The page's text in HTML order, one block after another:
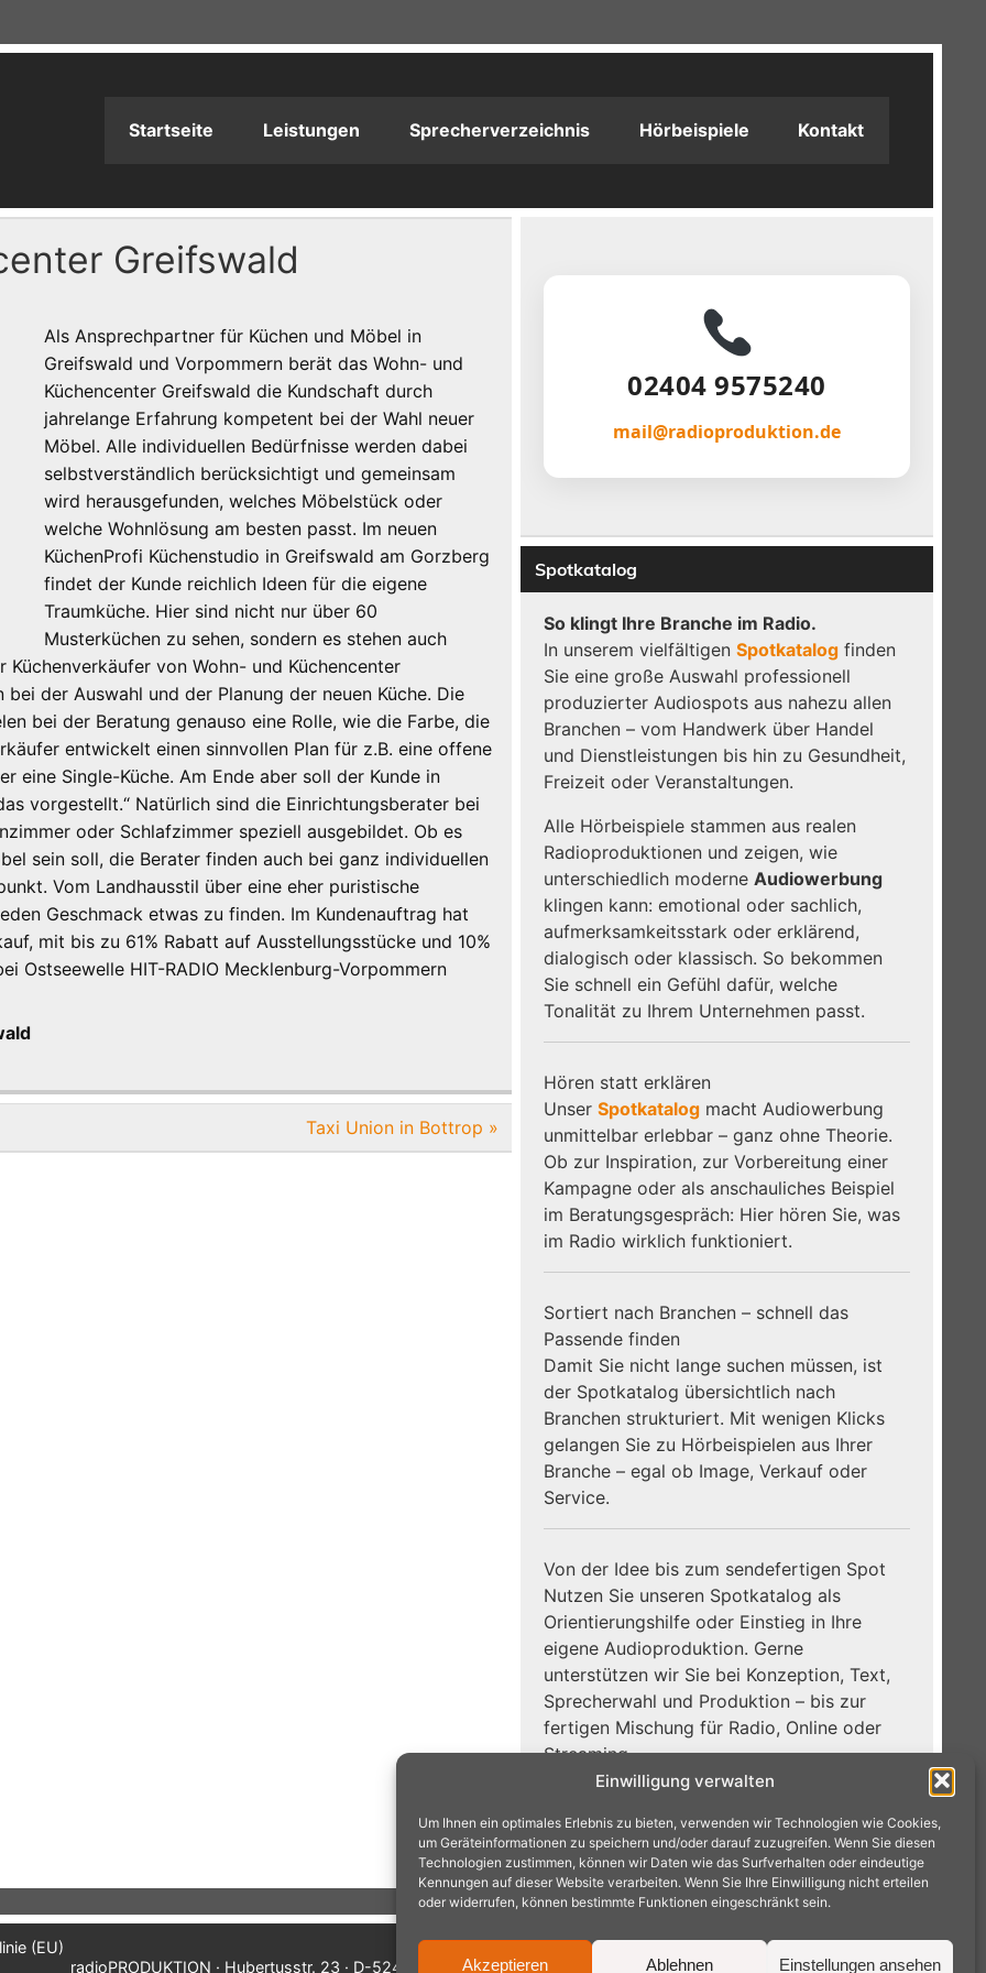
Einwilligung verwalten
Um Ihnen ein optimales Erlebnis zu bieten, verwenden wir Technologien wie Cookies,
um Geräteinformationen zu speichern und/oder darauf zuzugreifen. Wenn Sie diesen
Technologien zustimmen, können wir Daten wie das Surfverhalten oder eindeutige
Kennungen auf dieser Website verarbeiten. Wenn Sie Ihre Einwilligung nicht erteilen
oder widerrufen, können bestimmte Funktionen eingeschränkt sein.
Akzeptieren Ablehnen Einstellungen ansehen
Startseite Leistungen Sprecherverzeichnis Hörbeispiele Kontakt
Greifswald
Als Ansprechpartner für Küchen und Möbel in
Greifswald und Vorpommern berät das Wohn- und
Küchencenter Greifswald die Kundschaft durch
jahrelange Erfahrung kompetent bei der Wahl neuer
Möbel. Alle individuellen Bedürfnisse werden dabei
selbstverständlich berücksichtigt und gemeinsam
wird herausgefunden, welches Möbelstück oder
welche Wohnlösung am besten passt. Im neuen
KüchenProfi Küchenstudio in Greifswald am Gorzberg
findet der Kunde reichlich Ideen für die eigene
Traumküche. Hier sind nicht nur über 60
Musterküchen zu sehen, sondern es stehen auch
von Wohn- und Küchencenter
der Auswahl und der Planung der neuen Küche. Die
bei der Beratung genauso eine Rolle, wie die Farbe, die
entwickelt einen sinnvollen Plan für z.B. eine offene
eine Single-Küche. Am Ende aber soll der Kunde in
vorgestellt.“ Natürlich sind die Einrichtungsberater bei
oder Schlafzimmer speziell ausgebildet. Ob es
sein soll, die Berater finden auch bei ganz individuellen
Vom Landhausstil über eine eher puristische
Geschmack etwas zu finden. Im Kundenauftrag hat
mit bis zu 61% Rabatt auf Ausstellungsstücke und 10%
Ostseewelle HIT-RADIO Mecklenburg-Vorpommern
Taxi Union in Bottrop »
02404 9575240
mail@radioproduktion.de
Spotkatalog
So klingt Ihre Branche im Radio.
In unserem vielfältigenSpotkatalog finden
Sie eine große Auswahl professionell
produzierter Audiospots aus nahezu allen
Branchen – vom Handwerk über Handel
und Dienstleistungen bis hin zu Gesundheit,
Freizeit oder Veranstaltungen.
Alle Hörbeispiele stammen aus realen
Radioproduktionen und zeigen, wie
unterschiedlich moderne Audiowerbung
klingen kann: emotional oder sachlich,
aufmerksamkeitsstark oder erklärend,
dialogisch oder klassisch. So bekommen
Sie schnell ein Gefühl dafür, welche
Tonalität zu Ihrem Unternehmen passt.
Hören statt erklären
UnserSpotkatalog macht Audiowerbung
unmittelbar erlebbar – ganz ohne Theorie.
Ob zur Inspiration, zur Vorbereitung einer
Kampagne oder als anschauliches Beispiel
im Beratungsgespräch: Hier hören Sie, was
im Radio wirklich funktioniert.
Sortiert nach Branchen – schnell das
Passende finden
Damit Sie nicht lange suchen müssen, ist
der Spotkatalog übersichtlich nach
Branchen strukturiert. Mit wenigen Klicks
gelangen Sie zu Hörbeispielen aus Ihrer
Branche – egal ob Image, Verkauf oder
Service.
Von der Idee bis zum sendefertigen Spot
Nutzen Sie unseren Spotkatalog als
Orientierungshilfe oder Einstieg in Ihre
eigene Audioproduktion. Gerne
unterstützen wir Sie bei Konzeption, Text,
Sprecherwahl und Produktion – bis zur
fertigen Mischung für Radio, Online oder
Streaming.
Spotkatalog →
(EU)
radioPRODUKTION · Hubertusstr. 23 · D-52477 Alsdorf/Aachen · Tel.: 02404 9575240 ·
mail@radioproduktion.de